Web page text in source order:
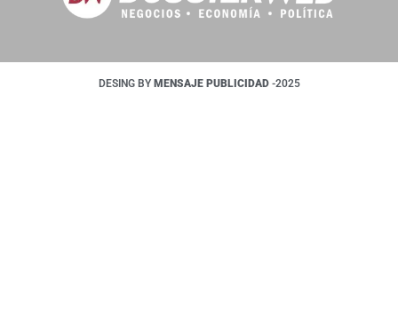
DESING BY MENSAJE PUBLICIDAD -2025